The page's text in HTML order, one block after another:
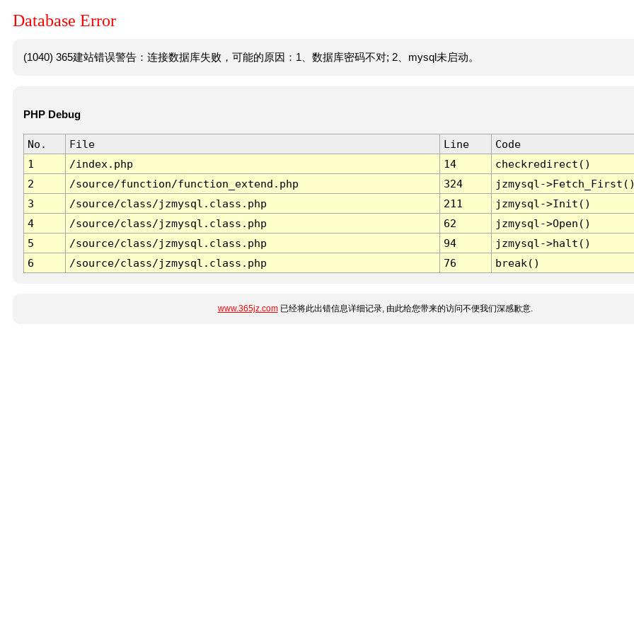
Database Error
(1040) 365建站错误警告：连接数据库失败，可能的原因：1、数据库密码不对; 2、mysql未启动。
PHP Debug
No. File Line
Code
1
/index.php 14
checkredirect()
2
/source/function/function_extend.php 324
jzmysql-
3
/source/class/jzmysql.class.php 211
jzmysql->Init()
4
/source/class/jzmysql.class.php 62
jzmysql->Open()
5
/source/class/jzmysql.class.php 94
jzmysql->halt()
6
/source/class/jzmysql.class.php 76 break()
www.365jz.com已经将此出错信息详细记录, 由此给您带来的访问不便我们深感歉意.